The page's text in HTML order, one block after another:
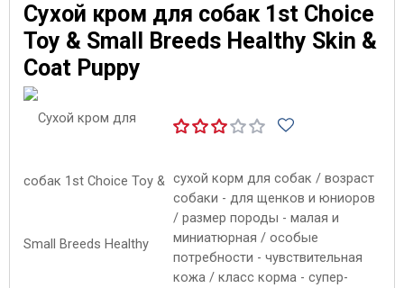
Сухой кром для собак 1st Choice
Toy & Small Breeds Healthy Skin &
Coat Puppy
сухой корм для собак / возраст
собаки - для щенков и юниоров
/ размер породы - малая и
миниатюрная / особые
потребности - чувствительная
кожа / класс корма - супер-